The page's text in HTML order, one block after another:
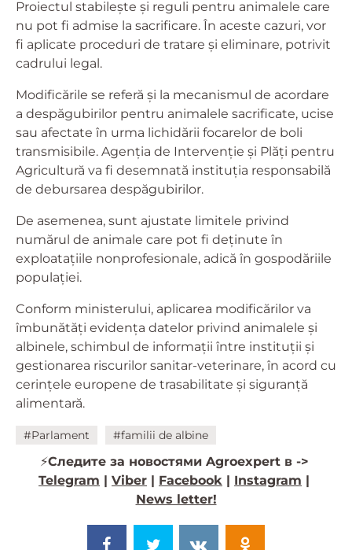
Proiectul stabilește și reguli pentru animalele care
nu pot fi admise la sacrificare. În aceste cazuri, vor
fi aplicate proceduri de tratare și eliminare, potrivit
cadrului legal.
Modificările se referă și la mecanismul de acordare
a despăgubirilor pentru animalele sacrificate, ucise
sau afectate în urma lichidării focarelor de boli
transmisibile. Agenția de Intervenție și Plăți pentru
Agricultură va fi desemnată instituția responsabilă
de debursarea despăgubirilor.
De asemenea, sunt ajustate limitele privind
numărul de animale care pot fi deținute în
exploatațiile nonprofesionale, adică în gospodăriile
populației.
Conform ministerului, aplicarea modificărilor va
îmbunătăți evidența datelor privind animalele și
albinele, schimbul de informații între instituții și
gestionarea riscurilor sanitar-veterinare, în acord cu
cerințele europene de trasabilitate și siguranță
alimentară.
#Parlament #familii de albine
⚡️Следите за новостями Agroexpert в ->
Telegram
Viber Facebook Instagram
News letter!